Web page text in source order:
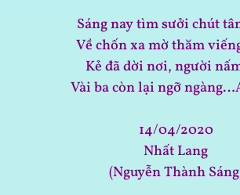
Sáng nay tìm sưởi chút
Về chốn xa mờ thăm
Kẻ đã dời nơi, người
Vài ba còn lại ngỡ
14/04/2020
Nhất Lang
(Nguyễn Thành